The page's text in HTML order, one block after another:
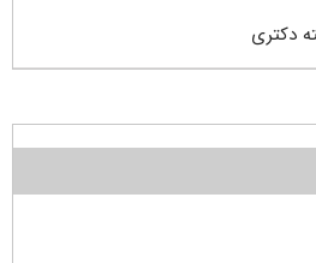
دکتری